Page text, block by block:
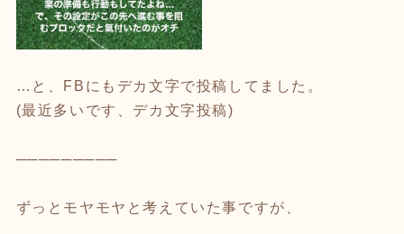
…と、FBにもデカ文字で投稿してました。
(最近多いです、デカ文字投稿)
─────────
ずっとモヤモヤと考えていた事ですが、